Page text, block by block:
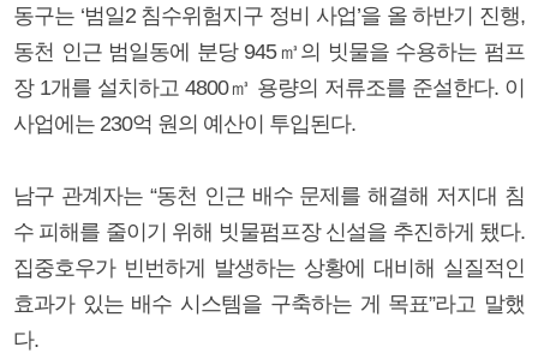
동구는 ‘범일2 침수위험지구 정비 사업’을 올 하반기 진행,
동천 인근 범일동에 분당 945㎥의 빗물을 수용하는 펌프
장 1개를 설치하고 4800㎥ 용량의 저류조를 준설한다. 이
사업에는 230억 원의 예산이 투입된다.
남구 관계자는 “동천 인근 배수 문제를 해결해 저지대 침
수 피해를 줄이기 위해 빗물펌프장 신설을 추진하게 됐다.
집중호우가 빈번하게 발생하는 상황에 대비해 실질적인
효과가 있는 배수 시스템을 구축하는 게 목표”라고 말했
다.